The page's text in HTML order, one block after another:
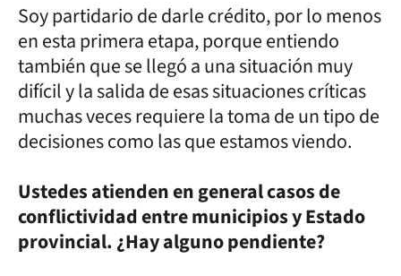
Soy partidario de darle crédito, por lo menos
en esta primera etapa, porque entiendo
también que se llegó a una situación muy
difícil y la salida de esas situaciones críticas
muchas veces requiere la toma de un tipo de
decisiones como las que estamos viendo.
Ustedes atienden en general casos de
conflictividad entre municipios y Estado
provincial. ¿Hay alguno pendiente?